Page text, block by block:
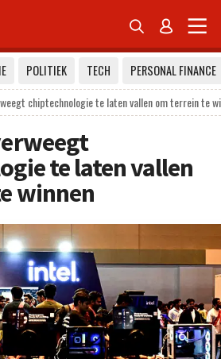
 
POLITIEK TECH
PERSONAL FINANCE
chiptechnologie te laten vallen om terrein te
te laten vallen
winnen